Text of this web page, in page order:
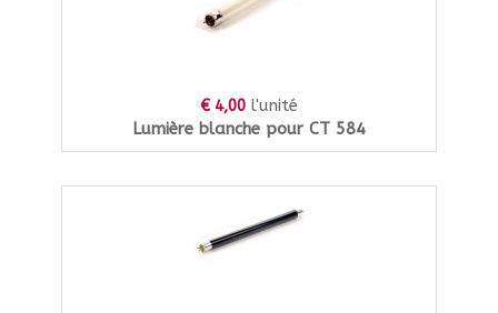
€ 4,00 l'unité
Lumière blanche pour CT 584